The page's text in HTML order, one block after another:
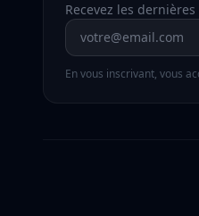
Recevez les
Adresse email
En vous inscrivant, vous